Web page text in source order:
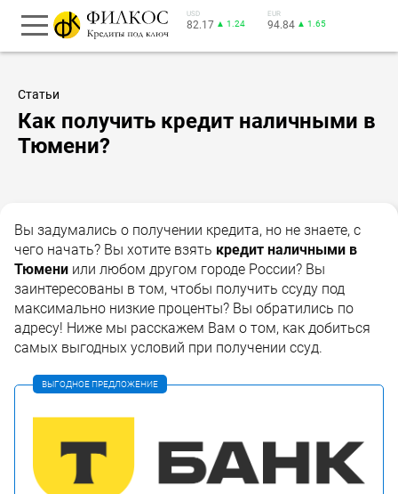
USD
82.17 ▲ 1.24
EUR
94.84 ▲ 1.65
Статьи
Как получить кредит наличными в
Тюмени?
Вы задумались о получении кредита, но не знаете, с
чего начать? Вы хотите взять кредит наличными в
Тюмени или любом другом городе России? Вы
заинтересованы в том, чтобы получить ссуду под
максимально низкие проценты? Вы обратились по
адресу! Ниже мы расскажем Вам о том, как добиться
самых выгодных условий при получении ссуд.
ВЫГОДНОЕ ПРЕДЛОЖЕНИЕ